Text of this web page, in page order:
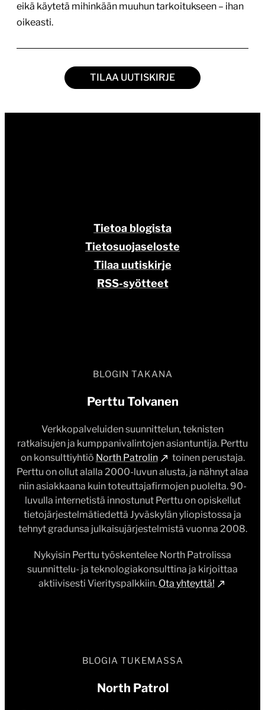
eikä käytetä mihinkään muuhun tarkoitukseen – ihan
oikeasti.
TILAA UUTISKIRJE
BLOGIN TAKANA
Perttu Tolvanen
Verkkopalveluiden suunnittelun, teknisten
ratkaisujen ja kumppanivalintojen asiantuntija. Perttu
on konsulttiyhtiö North Patrolin
toinen perustaja.
Perttu on ollut alalla 2000-luvun alusta, ja nähnyt alaa
niin asiakkaana kuin toteuttajafirmojen puolelta. 90-
luvulla internetistä innostunut Perttu on opiskellut
tietojärjestelmätiedettä Jyväskylän yliopistossa ja
tehnyt gradunsa julkaisujärjestelmistä vuonna 2008.
Nykyisin Perttu työskentelee North Patrolissa
suunnittelu- ja teknologiakonsulttina ja kirjoittaa
aktiivisesti Vierityspalkkiin. Ota yhteyttä!
Tietoa blogista
Tietosuojaseloste
Tilaa uutiskirje
RSS-syötteet
BLOGIA TUKEMASSA
North Patrol